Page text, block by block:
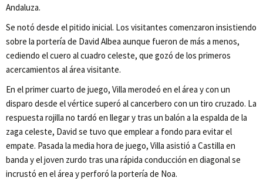
Andaluza.
Se notó desde el pitido inicial. Los visitantes comenzaron insistiendo
sobre la portería de David Albea aunque fueron de más a menos,
cediendo el cuero al cuadro celeste, que gozó de los primeros
acercamientos al área visitante.
En el primer cuarto de juego, Villa merodeó en el área y con un
disparo desde el vértice superó al cancerbero con un tiro cruzado. La
respuesta rojilla no tardó en llegar y tras un balón a la espalda de la
zaga celeste, David se tuvo que emplear a fondo para evitar el
empate. Pasada la media hora de juego, Villa asistió a Castilla en
banda y el joven zurdo tras una rápida conducción en diagonal se
incrustó en el área y perforó la portería de Noa.